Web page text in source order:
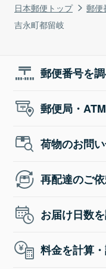
日本郵便トップ 郵便
吉永町都留岐
郵便番号を
郵便局・
荷物のお問
再配達のご
お届け日数
料金を計算